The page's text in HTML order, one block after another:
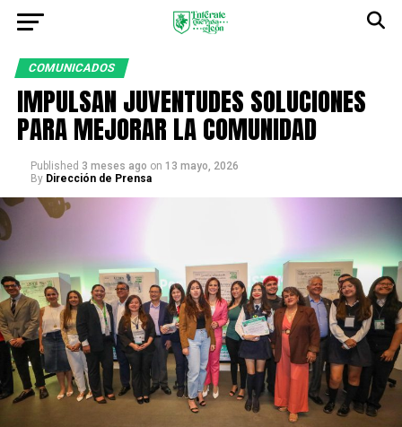
COMUNICADOS
IMPULSAN JUVENTUDES SOLUCIONES
PARA MEJORAR LA COMUNIDAD
Published 3 meses ago on 13 mayo, 2026
By Dirección de Prensa